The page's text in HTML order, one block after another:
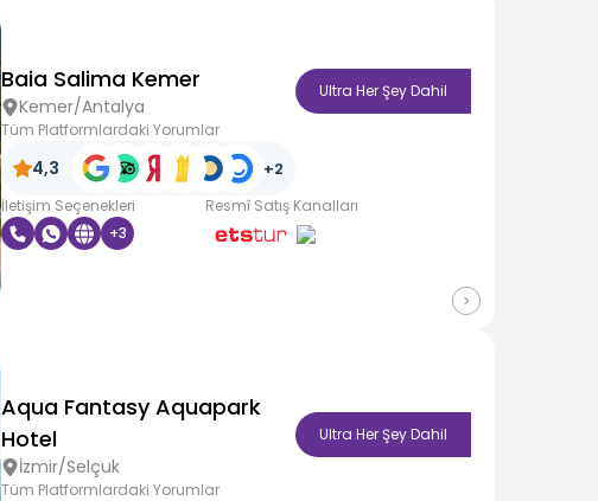
Baia Salima Kemer
Kemer/Antalya
Ultra Her Şey Dahil
Tüm Platformlardaki Yorumlar
4,3 +2
İletişim Seçenekleri
+3
Resmî Satış Kanalları
Aqua Fantasy Aquapark
Hotel
İzmir/Selçuk
Ultra Her Şey Dahil
Tüm Platformlardaki Yorumlar